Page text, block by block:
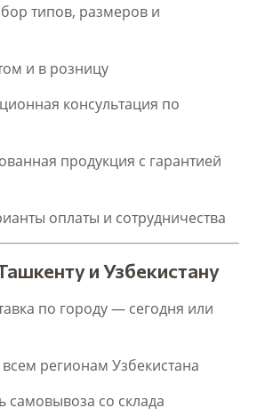
типов, размеров и
и в розницу
консультация по
продукция с гарантией
оплаты и сотрудничества
и Узбекистану
по городу — сегодня или
регионам Узбекистана
самовывоза со склада